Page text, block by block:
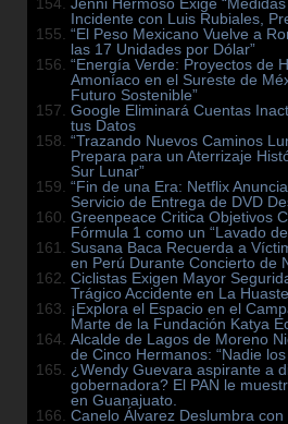
Incidente con Luis Rubiales,
“El Peso Mexicano Vuelve a
las 17 Unidades por Dólar”
“Energía Verde: Proyectos de
Amoníaco en el Sureste de
Futuro Sostenible”
Google Eliminará Cuentas
tus Datos
“Trazando Nuevos Caminos
Prepara para un Aterrizaje
Sur Lunar”
“Fin de una Era: Netflix
Servicio de Entrega de DVD
Greenpeace Critica Objetivos
Fórmula 1 como un “Lavado
Susana Baca Recuerda a
en Perú Durante Concierto de
Ciclistas Exigen Mayor
Trágico Accidente en La
¡Explora el Espacio en el
Marte de la Fundación Katya
Alcalde de Lagos de Moreno
de Cinco Hermanos: “Nadie
¿Wendy Guevara aspirante a
gobernadora? El PAN le
en Guanajuato.
Canelo Álvarez Deslumbra con